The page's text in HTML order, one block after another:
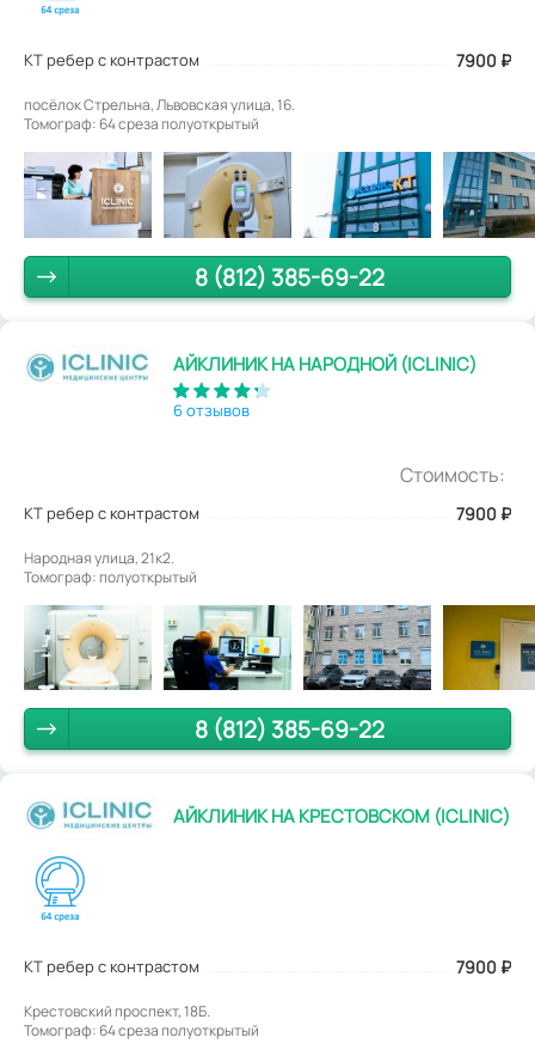
КТ ребер с контрастом 7900 ₽
посёлок Стрельна, Львовская улица, 16.
Томограф: 64 среза полуоткрытый
8 (812) 385-69-22
АЙКЛИНИК НА НАРОДНОЙ (ICLINIC)
6 отзывов
Стоимость:
КТ ребер с контрастом 7900 ₽
Народная улица, 21к2.
Томограф: полуоткрытый
8 (812) 385-69-22
АЙКЛИНИК НА КРЕСТОВСКОМ (ICLINIC)
КТ ребер с контрастом 7900 ₽
Крестовский проспект, 18Б.
Томограф: 64 среза полуоткрытый